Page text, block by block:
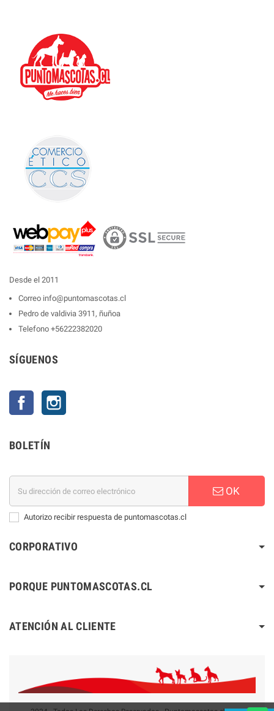
Desde el 2011
Correo info@puntomascotas.cl
Pedro de valdivia 3911, ñuñoa
Telefono +56222382020
SÍGUENOS
Facebook
BOLETÍN
OK
Autorizo recibir respuesta de puntomascotas.cl
CORPORATIVO
PORQUE PUNTOMASCOTAS.CL
ATENCIÓN AL CLIENTE